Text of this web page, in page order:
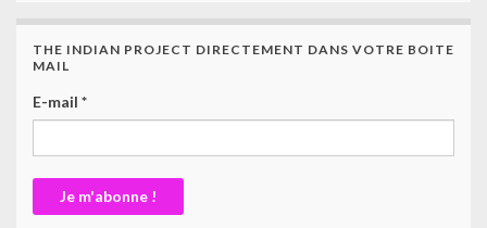
THE INDIAN PROJECT DIRECTEMENT DANS VOTRE BOITE
MAIL
E-mail *